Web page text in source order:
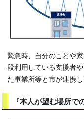
緊急時、自分のことや
段利用している支援者
た事業所等と市が連携
『本人が望む場所で